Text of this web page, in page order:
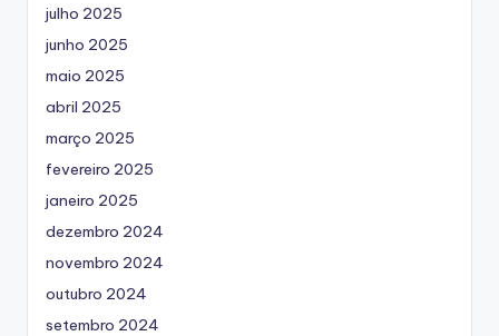
julho 2025
junho 2025
maio 2025
abril 2025
março 2025
fevereiro 2025
janeiro 2025
dezembro 2024
novembro 2024
outubro 2024
setembro 2024